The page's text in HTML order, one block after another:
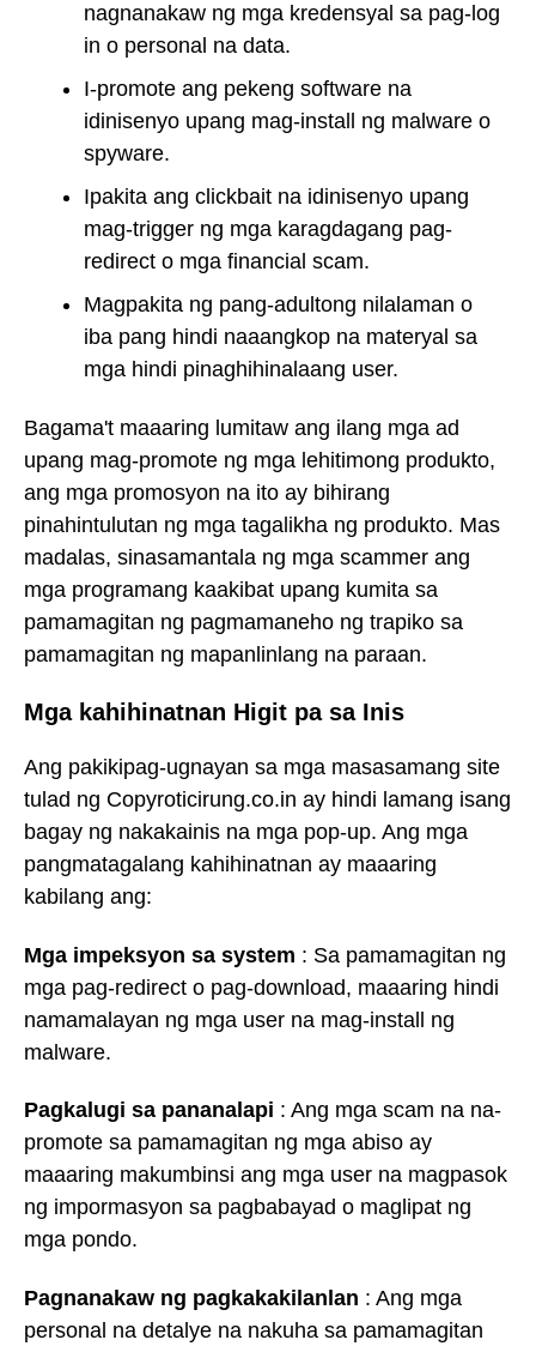
nagnanakaw ng mga kredensyal sa pag-log
in o personal na data.
I-promote ang pekeng software na
idinisenyo upang mag-install ng malware o
spyware.
Ipakita ang clickbait na idinisenyo upang
mag-trigger ng mga karagdagang pag-
redirect o mga financial scam.
Magpakita ng pang-adultong nilalaman o
iba pang hindi naaangkop na materyal sa
mga hindi pinaghihinalaang user.
Bagama't maaaring lumitaw ang ilang mga ad
upang mag-promote ng mga lehitimong produkto,
ang mga promosyon na ito ay bihirang
pinahintulutan ng mga tagalikha ng produkto. Mas
madalas, sinasamantala ng mga scammer ang
mga programang kaakibat upang kumita sa
pamamagitan ng pagmamaneho ng trapiko sa
pamamagitan ng mapanlinlang na paraan.
Mga kahihinatnan Higit pa sa Inis
Ang pakikipag-ugnayan sa mga masasamang site
tulad ng Copyroticirung.co.in ay hindi lamang isang
bagay ng nakakainis na mga pop-up. Ang mga
pangmatagalang kahihinatnan ay maaaring
kabilang ang:
Mga impeksyon sa system : Sa pamamagitan ng
mga pag-redirect o pag-download, maaaring hindi
namamalayan ng mga user na mag-install ng
malware.
Pagkalugi sa pananalapi : Ang mga scam na na-
promote sa pamamagitan ng mga abiso ay
maaaring makumbinsi ang mga user na magpasok
ng impormasyon sa pagbabayad o maglipat ng
mga pondo.
Pagnanakaw ng pagkakakilanlan : Ang mga
personal na detalye na nakuha sa pamamagitan